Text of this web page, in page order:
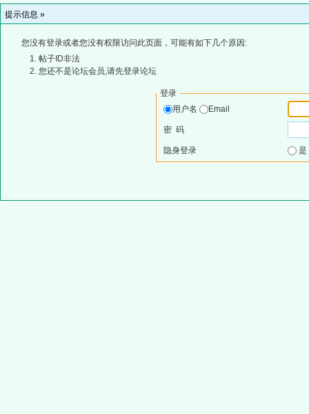
提示信息 »
您没有登录或者您没有权限访问此页面，可能有如下几个原因:
帖子ID非法
您还不是论坛会员,请先登录论坛
登录
用户名
Email
密 码
隐身登录